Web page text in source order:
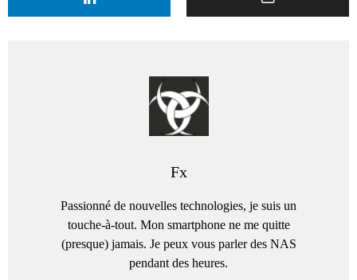
Fx
Passionné de nouvelles technologies, je suis un
touche-à-tout. Mon smartphone ne me quitte
(presque) jamais. Je peux vous parler des NAS
pendant des heures.